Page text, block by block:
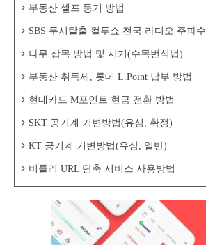
부동산 셀프 등기 방법
SBS 두시탈출 컬투쇼 전국 라디오 주파수
나무 삽목 방법 및 시기(수목번식법)
부동산 취득세, 롯데 L.Point 납부 방법
현대카드 M포인트 현금 전환 방법
SKT 공기계 기변방법(유심, 확정)
KT 공기계 기변방법(유심, 일반)
비틀리 URL 단축 서비스 사용방법